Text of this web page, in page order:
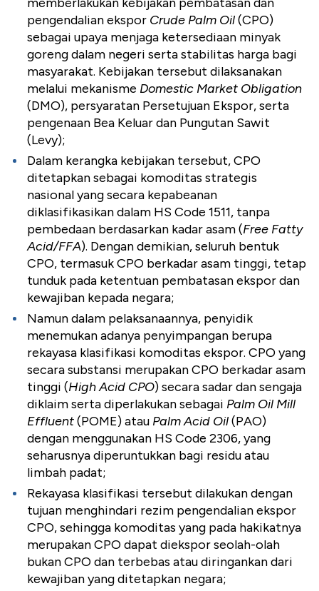
pengendalian ekspor Crude Palm Oil(CPO)
sebagai upaya menjaga ketersediaan minyak
goreng dalam negeri serta stabilitas harga bagi
masyarakat. Kebijakan tersebut dilaksanakan
melalui mekanisme Domestic Market Obligation
(DMO), persyaratan Persetujuan Ekspor, serta
pengenaan Bea Keluar dan Pungutan Sawit
(Levy);
Dalam kerangka kebijakan tersebut, CPO
ditetapkan sebagai komoditas strategis
nasional yang secara kepabeanan
diklasifikasikan dalam HS Code 1511, tanpa
pembedaan berdasarkan kadar asam (Free Fatty
Acid/FFA). Dengan demikian, seluruh bentuk
CPO, termasuk CPO berkadar asam tinggi, tetap
tunduk pada ketentuan pembatasan ekspor dan
kewajiban kepada negara;
Namun dalam pelaksanaannya, penyidik
menemukan adanya penyimpangan berupa
rekayasa klasifikasi komoditas ekspor. CPO yang
secara substansi merupakan CPO berkadar asam
tinggi (High Acid CPO) secara sadar dan sengaja
diklaim serta diperlakukan sebagai Palm Oil Mill
Effluent(POME) atau Palm Acid Oil(PAO)
dengan menggunakan HS Code 2306, yang
seharusnya diperuntukkan bagi residu atau
limbah padat;
Rekayasa klasifikasi tersebut dilakukan dengan
tujuan menghindari rezim pengendalian ekspor
CPO, sehingga komoditas yang pada hakikatnya
merupakan CPO dapat diekspor seolah-olah
bukan CPO dan terbebas atau diringankan dari
kewajiban yang ditetapkan negara;